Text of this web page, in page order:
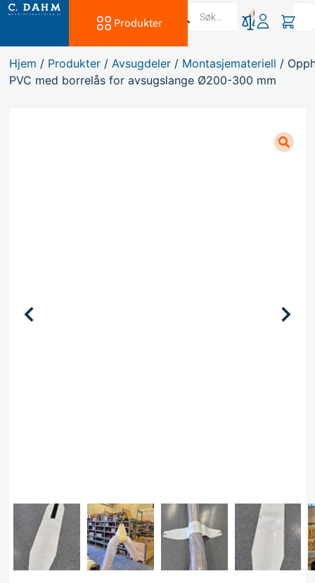
Produkter
0
Hjem / Produkter /Avsugdeler / Montasjemateriell /
PVC med borrelås for avsugslange Ø200-300 mm